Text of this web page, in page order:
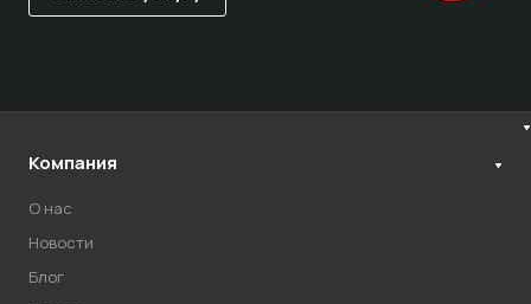
Компания
О нас
Новости
Блог